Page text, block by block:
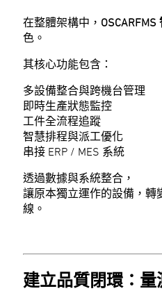
在整體架構中，
色。
其核心功能包含：
多設備整合與跨機台管理
即時生產狀態監控
工件全流程追蹤
智慧排程與派工優化
串接 ERP / MES 系統
透過數據與系統整合，
讓原本獨立運作的設備，轉
線。
建立品質閉環：